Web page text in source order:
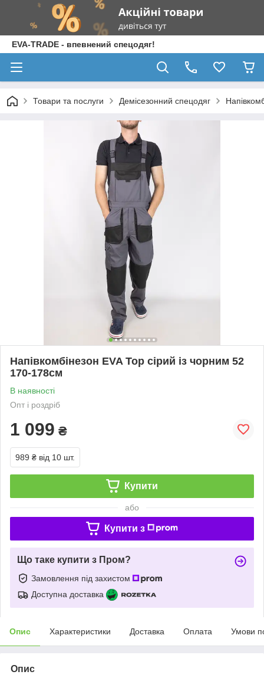
EVA-TRADE - впевнений спецодяг!
Товари та послуги Демісезонний спецодяг
Напівкомбінезон EVA Top сірий із чорним 52
170-178см
В наявності
Опт і роздріб
1 099 ₴
989 ₴ від 10 шт.
Купити
або
Купити з
Що таке купити з Пром?
Замовлення під захистом
Доступна доставка
Опис Характеристики Доставка Оплата Умови
Опис